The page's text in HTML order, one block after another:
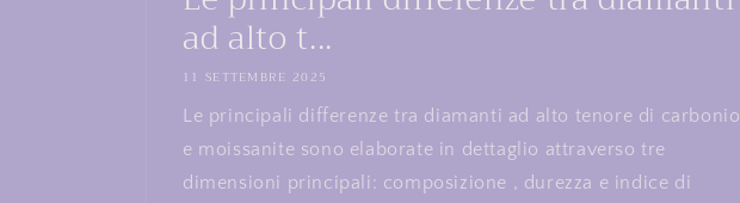
ad alto t...
11 SETTEMBRE 2025
Le principali differenze tra diamanti ad alto tenore di carbonio
e moissanite sono elaborate in dettaglio attraverso tre
dimensioni principali: composizione , durezza e indice di